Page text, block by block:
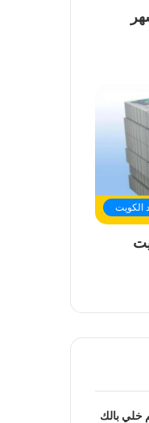
الكويت
خلي بالك